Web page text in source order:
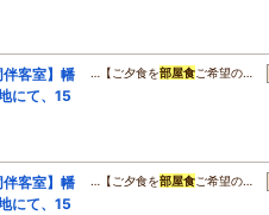
客室】幡
にて、15
…【ご夕食を部屋食ご希望の…
客室】幡
にて、15
…【ご夕食を部屋食ご希望の…